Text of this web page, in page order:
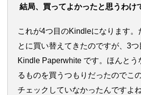
結局、買ってよかったと思うわけ
これが4つ目のKindleになります。
とに買い替えてきたのですが、3
Kindle Paperwhite です。ほんとう
るものを買うつもりだったのでこ
チェックしていなかったんですよね